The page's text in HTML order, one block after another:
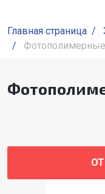
Главная страница /
/